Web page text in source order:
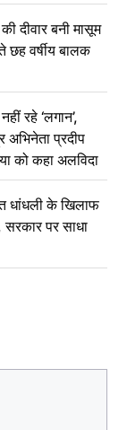
दीवार बनी मासूम
वर्षीय बालक
रहे ‘लगान’,
अभिनेता प्रदीप
को कहा अलविदा
धांधली के खिलाफ
पर साधा